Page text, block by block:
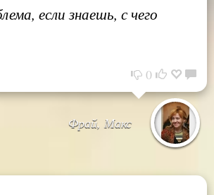
если знаешь, с чего
0
Фрай, Макс